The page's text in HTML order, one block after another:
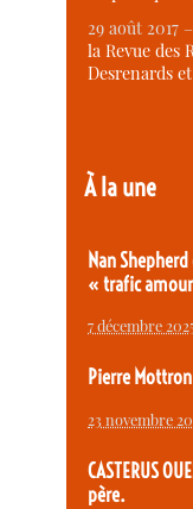
29 août 2017
la Revue des
Desrenards
À la une
Nan
« trafic
7 décembre
Pierre
23 novembre
CASTERUS
père.